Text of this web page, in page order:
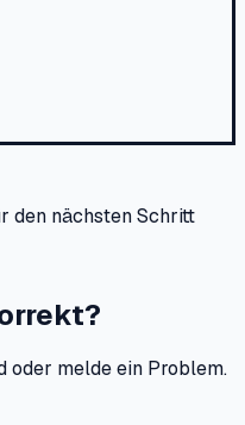
den nächsten Schritt
oder melde ein Problem.